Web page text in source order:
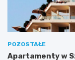
POZOSTAŁE
Apartamenty w